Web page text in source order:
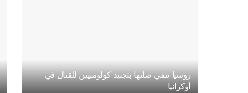
روسيا تنفي صلتها بتجنيد كولومبيين للقتال في
أوكرانيا